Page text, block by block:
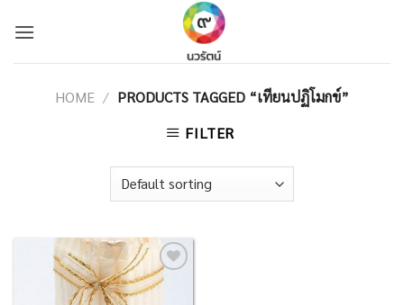
HOME / PRODUCTS TAGGED “เทียนปฏิโมกข์”
FILTER
Add to
Wishlist